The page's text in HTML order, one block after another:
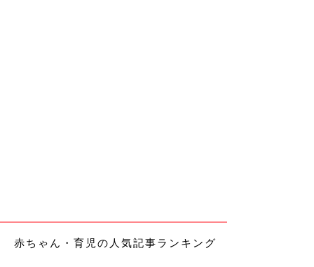
・消炎酵素薬
赤ちゃん・育児の人気記事ランキング